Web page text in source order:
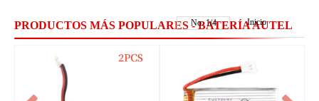
PRODUCTOS MÁS POPULARES - BATERÍA AUTEL
No.1/4 Inicio